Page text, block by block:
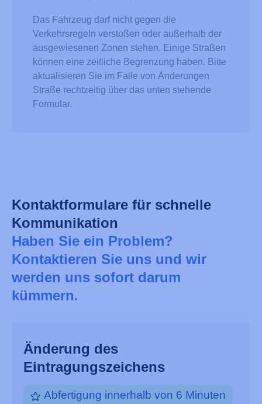
Das Fahrzeug darf nicht gegen die
Verkehrsregeln verstoßen oder außerhalb der
ausgewiesenen Zonen stehen. Einige Straßen
können eine zeitliche Begrenzung haben. Bitte
aktualisieren Sie im Falle von Änderungen
Straße rechtzeitig über das unten stehende
Formular.
Kontaktformulare für schnelle
Kommunikation
Haben Sie ein Problem?
Kontaktieren Sie uns und wir
werden uns sofort darum
kümmern.
Änderung des
Eintragungszeichens
Abfertigung innerhalb von 6 Minuten